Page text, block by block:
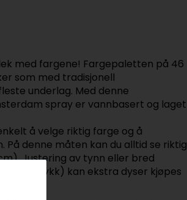
med fargene! Fargepaletten på 46
som med tradisjonell
underlag. Med denne
spray er vannbasert og laget
å velge riktig farge og å
denne måten kan du alltid se riktig
Justering av tynn eller bred
ekstra tykk) kan ekstra dyser kjøpes